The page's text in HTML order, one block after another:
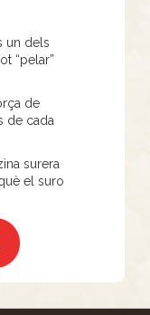
un dels
“pelar”
de
de cada
surera
el suro